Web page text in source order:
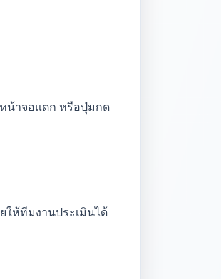
น้าจอแตก หรือปุ่มกด
ให้ทีมงานประเมินได้